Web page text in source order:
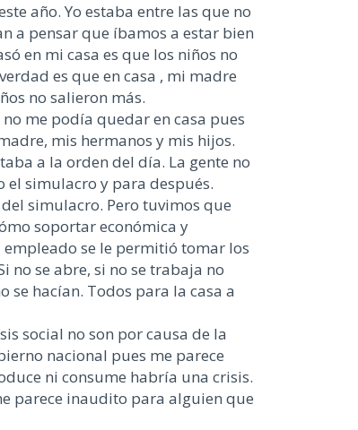
año. Yo estaba entre las que no
a pensar que íbamos a estar bien
en mi casa es que los niños no
es que en casa , mi madre
no salieron más.
me podía quedar en casa pues
mis hermanos y mis hijos.
a la orden del día. La gente no
el simulacro y para después.
simulacro. Pero tuvimos que
soportar económica y
empleado se le permitió tomar los
no se abre, si no se trabaja no
hacían. Todos para la casa a
social no son por causa de la
nacional pues me parece
ni consume habría una crisis.
parece inaudito para alguien que